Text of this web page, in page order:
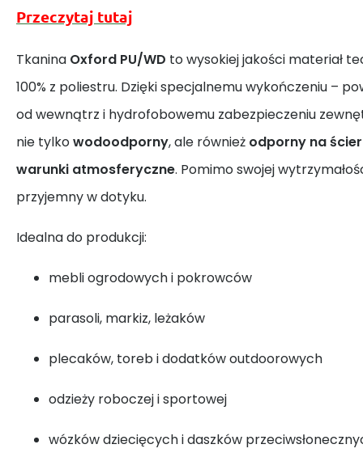
Przeczytaj tutaj
Tkanina Oxford PU/WD to wysokiej jakości materiał
100% z poliestru. Dzięki specjalnemu wykończeniu –
od wewnątrz i hydrofobowemu zabezpieczeniu
nie tylkowodoodporny, ale również odporny na
warunki atmosferyczne. Pomimo swojej
przyjemny w dotyku.
Idealna do produkcji:
mebli ogrodowych i pokrowców
parasoli, markiz, leżaków
plecaków, toreb i dodatków outdoorowych
odzieży roboczej i sportowej
wózków dziecięcych i daszków